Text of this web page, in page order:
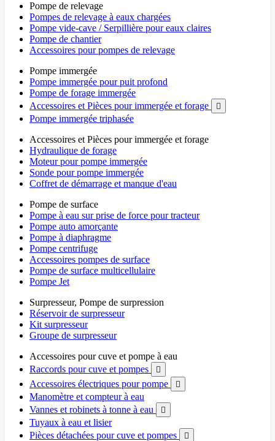
Pompe de relevage
Pompes de relevage à eaux chargées
Pompe vide-cave / Serpillière pour eaux claires
Pompe de chantier
Accessoires pour pompes de relevage
Pompe immergée
Pompe immergée pour puit profond
Pompe de forage immergée
Accessoires et Pièces pour immergée et forage

Pompe immergée triphasée
Accessoires et Pièces pour immergée et forage
Hydraulique de forage
Moteur pour pompe immergée
Sonde pour pompe immergée
Coffret de démarrage et manque d'eau
Pompe de surface
Pompe à eau sur prise de force pour tracteur
Pompe auto amorçante
Pompe à diaphragme
Pompe centrifuge
Accessoires pompes de surface
Pompe de surface multicellulaire
Pompe Jet
Surpresseur, Pompe de surpression
Réservoir de surpresseur
Kit surpresseur
Groupe de surpresseur
Accessoires pour cuve et pompe à eau
Raccords pour cuve et pompes

Accessoires électriques pour pompe 
Manomètre et compteur à eau
Vannes et robinets à tonne à eau

Tuyaux à eau et lisier
Pièces détachées pour cuve et pompes
